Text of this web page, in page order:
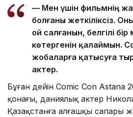
— Мен үшін фильмнің
болғаны жеткіліксіз.
ой салғанын, белгілі бір
көтергенін қалаймын.
жобаларға қатысуға
актер.
Бұған дейін Comic Con Astana
қонағы, даниялық актер
Қазақстанға алғашқы сапары